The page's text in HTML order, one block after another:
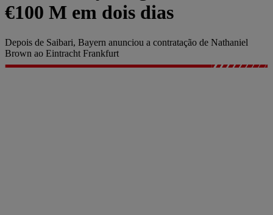
€100 M em dois dias
Depois de Saibari, Bayern anunciou a contratação de Nathaniel
Brown ao Eintracht Frankfurt